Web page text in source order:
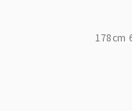
178cm